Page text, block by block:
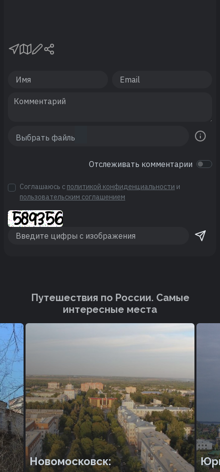
Отслеживать комментарии
Соглашаюсь с политикой конфиденциальности и
пользовательским соглашением
Путешествия по России. Cамые
интересные места
Новомосковск: